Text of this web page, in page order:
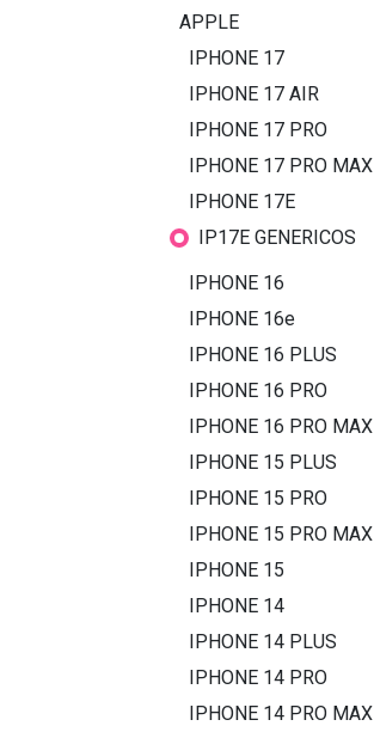
APPLE
IPHONE 17
IPHONE 17 AIR
IPHONE 17 PRO
IPHONE 17 PRO MAX
IPHONE 17E
IP17E GENERICOS
IPHONE 16
IPHONE 16e
IPHONE 16 PLUS
IPHONE 16 PRO
IPHONE 16 PRO MAX
IPHONE 15 PLUS
IPHONE 15 PRO
IPHONE 15 PRO MAX
IPHONE 15
IPHONE 14
IPHONE 14 PLUS
IPHONE 14 PRO
IPHONE 14 PRO MAX